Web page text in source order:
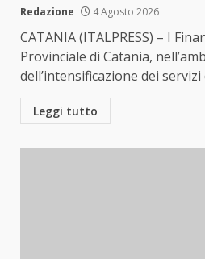
Redazione 4 Agosto 2026
CATANIA (ITALPRESS) – I
Provinciale di Catania,
dell’intensificazione dei
Leggi tutto